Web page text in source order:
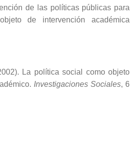
de las políticas públicas para
de intervención académica
La política social como objeto
Investigaciones Sociales, 6